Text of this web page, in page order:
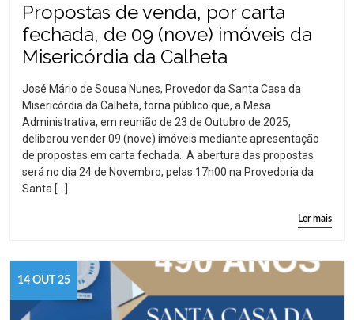
Propostas de venda, por carta
fechada, de 09 (nove) imóveis da
Misericórdia da Calheta
José Mário de Sousa Nunes, Provedor da Santa Casa da
Misericórdia da Calheta, torna público que, a Mesa
Administrativa, em reunião de 23 de Outubro de 2025,
deliberou vender 09 (nove) imóveis mediante apresentação
de propostas em carta fechada. A abertura das propostas
será no dia 24 de Novembro, pelas 17h00 na Provedoria da
Santa […]
Ler mais
14 OUT 25